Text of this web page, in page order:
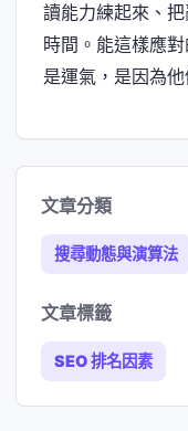
讀能力練起來、
時間。能這樣應
是運氣，是因為
文章分類
搜尋動態與演算法
文章標籤
SEO 排名因素